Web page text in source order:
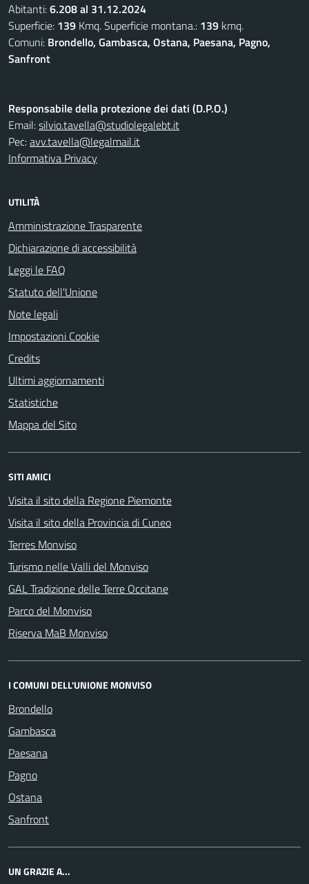
Abitanti:6.208 al 31.12.2024
Superficie: 139 Kmq. Superficie montana.: 139 kmq.
Comuni: Brondello, Gambasca, Ostana, Paesana, Pagno,
Sanfront
Responsabile della protezione dei dati (D.P.O.)
Email:silvio.tavella@studiolegalebt.it
Pec:avv.tavella@legalmail.it
Informativa Privacy
UTILITÀ
Amministrazione Trasparente
Dichiarazione di accessibilità
Leggi le FAQ
Statuto dell'Unione
Note legali
Impostazioni Cookie
Credits
Ultimi aggiornamenti
Statistiche
Mappa del Sito
SITI AMICI
Visita il sito della Regione Piemonte
Visita il sito della Provincia di Cuneo
Terres Monviso
Turismo nelle Valli del Monviso
GAL Tradizione delle Terre Occitane
Parco del Monviso
Riserva MaB Monviso
I COMUNI DELL'UNIONE MONVISO
Brondello
Gambasca
Paesana
Pagno
Ostana
Sanfront
UN GRAZIE A...